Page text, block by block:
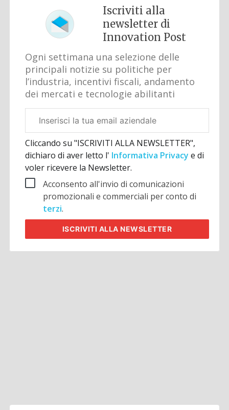
Iscriviti alla
newsletter di
Innovation Post
Ogni settimana una selezione delle
principali notizie su politiche per
l’industria, incentivi fiscali, andamento
dei mercati e tecnologie abilitanti
aziendale
Cliccando su "ISCRIVITI ALLA NEWSLETTER",
dichiaro di aver letto l' Informativa Privacye di
voler ricevere la Newsletter.
Acconsento all'invio di comunicazioni
promozionali e commerciali per conto di
terzi.
ISCRIVITI ALLA NEWSLETTER